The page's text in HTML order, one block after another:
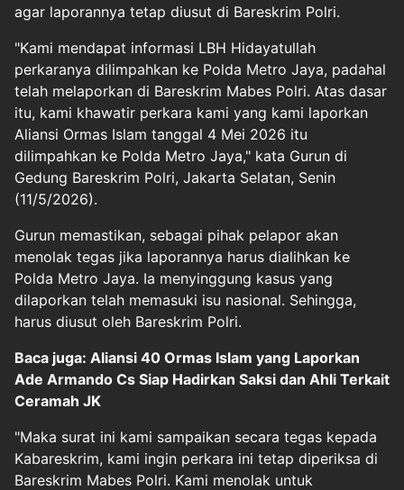
agar laporannya tetap diusut di Bareskrim Polri.
"Kami mendapat informasi LBH Hidayatullah
perkaranya dilimpahkan ke Polda Metro Jaya, padahal
telah melaporkan di Bareskrim Mabes Polri. Atas dasar
itu, kami khawatir perkara kami yang kami laporkan
Aliansi Ormas Islam tanggal 4 Mei 2026 itu
dilimpahkan ke Polda Metro Jaya," kata Gurun di
Gedung Bareskrim Polri, Jakarta Selatan, Senin
(11/5/2026).
Gurun memastikan, sebagai pihak pelapor akan
menolak tegas jika laporannya harus dialihkan ke
Polda Metro Jaya. Ia menyinggung kasus yang
dilaporkan telah memasuki isu nasional. Sehingga,
harus diusut oleh Bareskrim Polri.
Baca juga: Aliansi 40 Ormas Islam yang Laporkan
Ade Armando Cs Siap Hadirkan Saksi dan Ahli Terkait
Ceramah JK
"Maka surat ini kami sampaikan secara tegas kepada
Kabareskrim, kami ingin perkara ini tetap diperiksa di
Bareskrim Mabes Polri. Kami menolak untuk